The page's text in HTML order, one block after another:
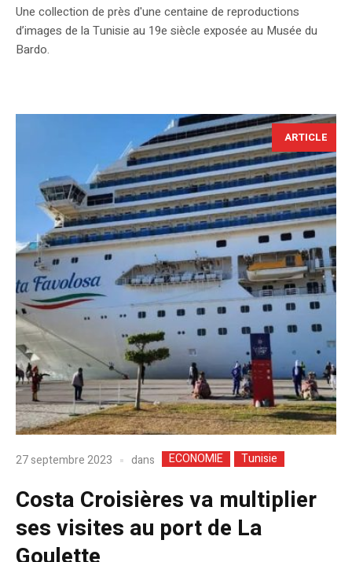
Une collection de près d'une centaine de reproductions
d’images de la Tunisie au 19e siècle exposée au Musée du
Bardo.
ARTICLE
27 septembre 2023 dans ECONOMIE Tunisie
Costa Croisières va multiplier
ses visites au port de La